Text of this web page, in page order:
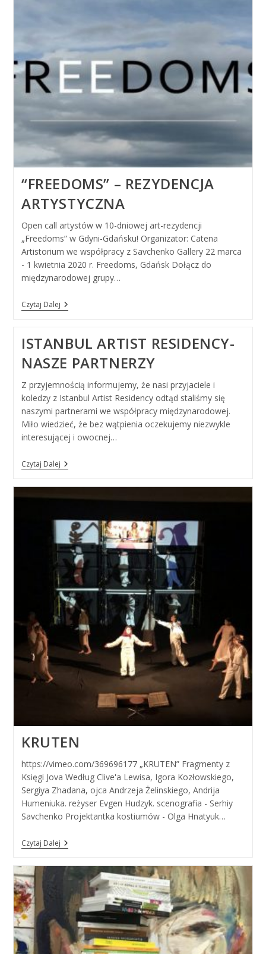
“FREEDOMS” – REZYDENCJA
ARTYSTYCZNA
Open call artystów w 10-dniowej art-rezydencji
„Freedoms” w Gdyni-Gdańsku! Organizator: Catena
Artistorium we współpracy z Savchenko Gallery 22 marca
- 1 kwietnia 2020 r. Freedoms, Gdańsk Dołącz do
międzynarodowej grupy…
Czytaj Dalej“FREEDOMS”
–
ISTANBUL ARTIST RESIDENCY-
NASZE PARTNERZY
Z przyjemnością informujemy, że nasi przyjaciele i
koledzy z Istanbul Artist Residency odtąd staliśmy się
naszymi partnerami we współpracy międzynarodowej.
Miło wiedzieć, że bez wątpienia oczekujemy niezwykle
interesującej i owocnej…
Czytaj DalejIstanbul
Artist
Partnerzy
KRUTEN
https://vimeo.com/369696177 „KRUTEN” Fragmenty z
Księgi Jova Według Clive'a Lewisa, Igora Kozłowskiego,
Sergiya Zhadana, ojca Andrzeja Żelinskiego, Andrija
Humeniuka. reżyser Evgen Hudzyk. scenografia - Serhiy
Savchenko Projektantka kostiumów - Olga Hnatyuk…
Czytaj DalejKruten